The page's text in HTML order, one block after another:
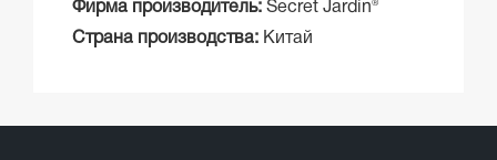
Фирма производитель: Secret Jardin®
Страна производства: Китай